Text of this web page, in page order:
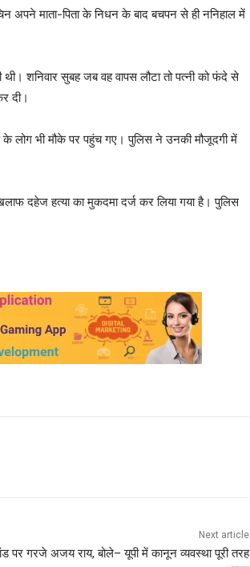
अपने माता-पिता के निधन के बाद बचपन से ही ननिहाल में
शनिवार सुबह जब वह वापस लौटा तो पत्नी को फंदे से
दी।
लोग भी मौके पर पहुंच गए। पुलिस ने उनकी मौजूदगी में
दहेज हत्या का मुकदमा दर्ज कर लिया गया है। पुलिस
Next article
पर गरजे अजय राय, बोले– यूपी में कानून व्यवस्था पूरी तरह